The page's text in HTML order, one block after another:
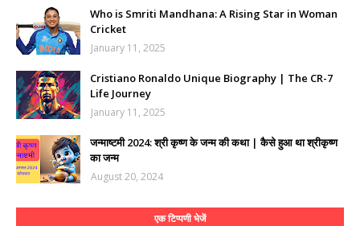
Who is Smriti Mandhana: A Rising Star in Woman
Cricket
January 11, 2025
Cristiano Ronaldo Unique Biography | The CR-7
Life Journey
January 11, 2025
जन्माष्टमी 2024: श्री कृष्ण के जन्म की कथा | कैसे हुआ था श्रीकृष्ण
का जन्म
August 20, 2024
एक टिप्पणी भेजें